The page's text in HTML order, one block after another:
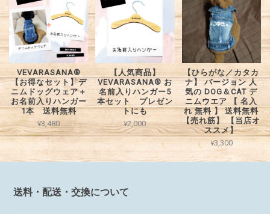
VEVARASANA®︎
【お得なセット】デ
ニムドッグウェア＋
お名前入りハンガー
1本 送料無料
¥3,480
【人気商品】
VEVARASANA®︎ お
名前入りハンガー5
本セット プレゼン
トにも
¥2,000
【ひらがな／カタカ
ナ】 バージョン 人
気の DOG＆CAT デ
ニムウエア 【 名入
れ 無料 】 送料無料
【売れ筋】 【当店オ
ススメ】
¥3,300
送料・配送・交換について